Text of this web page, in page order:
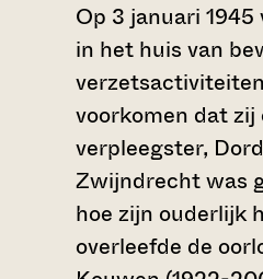
Op 3 januari
in het huis van
voorkomen dat zij
verpleegster,
Zwijndrecht was
hoe zijn ouderlijk
overleefde de